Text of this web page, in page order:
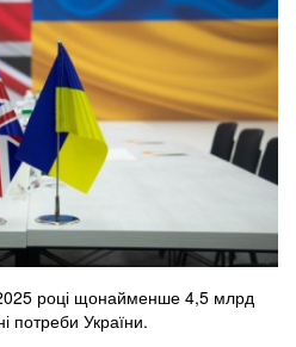
році щонайменше 4,5 млрд
потреби України.